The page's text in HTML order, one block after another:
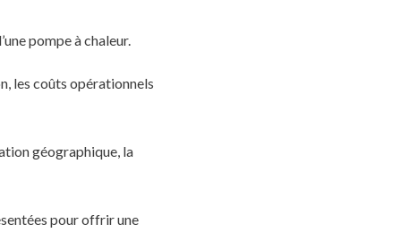
pompe à chaleur.
les coûts opérationnels
géographique, la
pour offrir une